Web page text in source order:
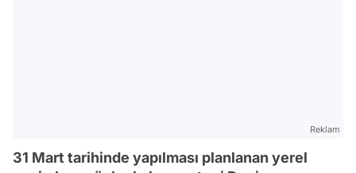
Reklam
31 Mart tarihinde yapılması planlanan yerel